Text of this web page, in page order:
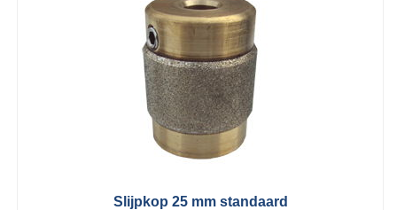
Slijpkop 25 mm standaard